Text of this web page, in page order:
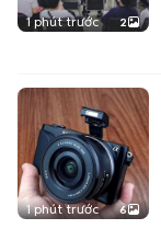
1 phút trước 2
1 phút trước 6